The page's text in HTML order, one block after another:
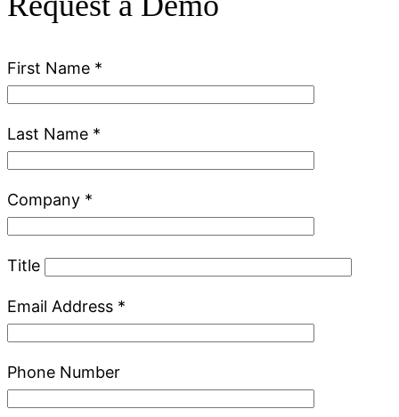
First Name *
Last Name *
Company *
Title
Email Address *
Phone Number